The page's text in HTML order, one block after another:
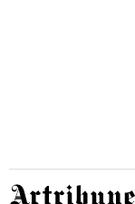
Artribune